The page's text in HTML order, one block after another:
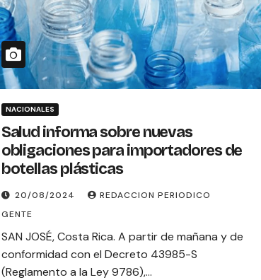
NACIONALES
Salud informa sobre nuevas
obligaciones para importadores de
botellas plásticas
20/08/2024
REDACCION PERIODICO
GENTE
SAN JOSÉ, Costa Rica. A partir de mañana y de
conformidad con el Decreto 43985-S
(Reglamento a la Ley 9786),…